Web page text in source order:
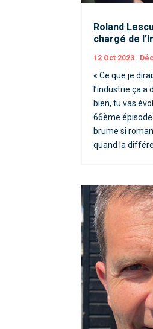
Roland
chargé de
12 Oct 2023
« Ce que je
l’industrie ça a
bien, tu vas
66ème
brume si
quand la